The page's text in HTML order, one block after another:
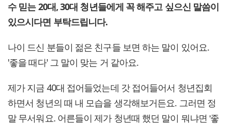
수 믿는 20대, 30대 청년들에게 꼭 해주고 싶으신 말씀이
있으시다면 부탁드립니다.
나이 드신 분들이 젊은 친구들 보면 하는 말이 있어요.
'좋을 때다' 그 말이 맞는 거 같아요.
제가 지금 40대 접어들었는데 갓 접어들어서 청년집회
하면서 청년의 때 내 모습을 생각해보거든요. 그러면 정
말 무서워요. 어른들이 제가 청년때 했던 말이 뭐냐면 '좋